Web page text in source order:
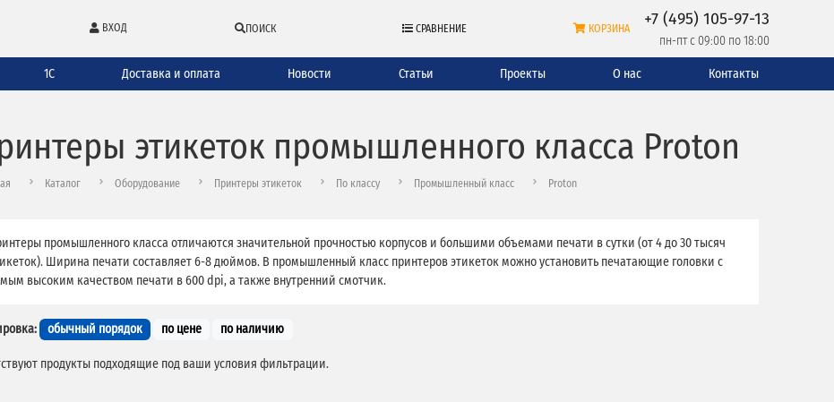
ВХОД ПОИСК СРАВНЕНИЕ КОРЗИНА +7 (495) 105-97-13
пн-пт с 09:00 по 18:00
1С Доставка и оплата Новости Статьи Проекты О нас Контакты
этикеток промышленного класса Proton
Каталог Оборудование Принтеры этикеток По классу Промышленный класс Proton
промышленного класса отличаются значительной прочностью корпусов и большими объемами печати в сутки (от 4 до 30 тысяч
Ширина печати составляет 6-8 дюймов. В промышленный класс принтеров этикеток можно установить печатающие головки с
высоким качеством печати в 600 dpi, а также внутренний смотчик.
обычный порядок по цене по наличию
продукты подходящие под ваши условия фильтрации.